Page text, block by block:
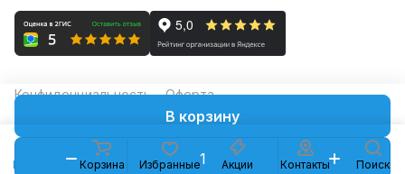
В корзину
Каталог Корзина Избранные Акции Контакты Поиск
Конфиденциальность Оферта